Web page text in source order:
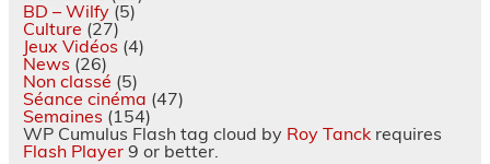
BD – Wilfy(5)
Culture (27)
Jeux Vidéos (4)
News (26)
Non classé (5)
Séance cinéma (47)
Semaines (154)
WP Cumulus Flash tag cloud by Roy Tanckrequires
Flash Player9 or better.